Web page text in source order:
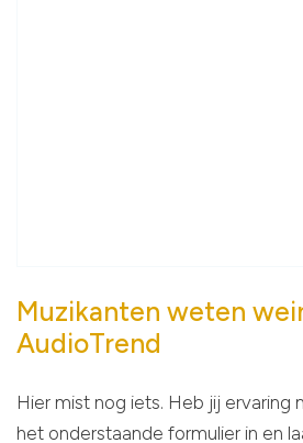
Muzikanten weten
AudioTrend
Hier mist nog iets. Heb jij ervaring
het onderstaande formulier in en